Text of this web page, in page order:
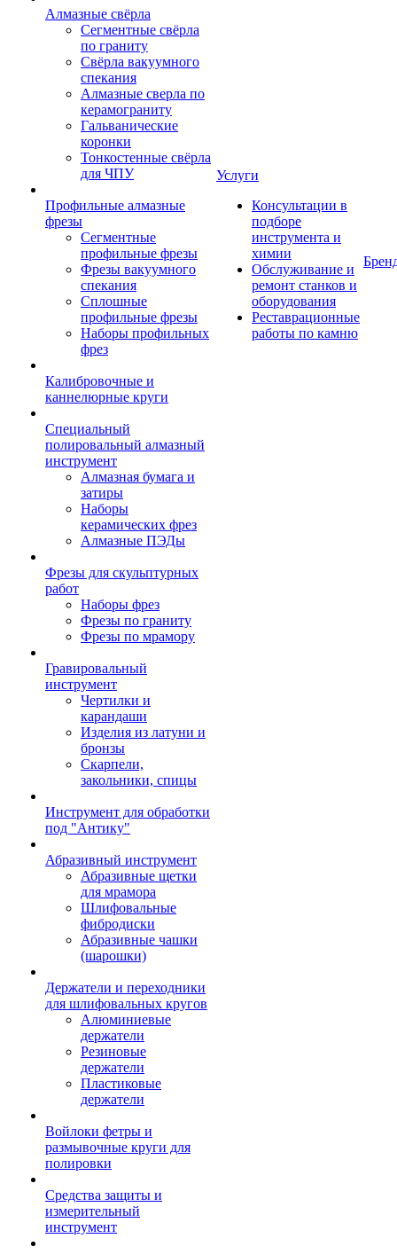
Алмазные свёрла
Сегментные свёрла
по граниту
Свёрла вакуумного
спекания
Алмазные сверла по
керамограниту
Гальванические
коронки
Тонкостенные свёрла
для ЧПУ
Профильные алмазные
фрезы
Сегментные
профильные фрезы
Фрезы вакуумного
спекания
Сплошные
профильные фрезы
Наборы профильных
фрез
Калибровочные и
каннелюрные круги
Специальный
полировальный алмазный
инструмент
Алмазная бумага и
затиры
Наборы
керамических фрез
Алмазные ПЭДы
Фрезы для скульптурных
работ
Наборы фрез
Фрезы по граниту
Фрезы по мрамору
Гравировальный
инструмент
Чертилки и
карандаши
Изделия из латуни и
бронзы
Скарпели,
закольники, спицы
Инструмент для обработки
под "Антику"
Абразивный инструмент
Абразивные щетки
для мрамора
Шлифовальные
фибродиски
Абразивные чашки
(шарошки)
Держатели и переходники
для шлифовальных кругов
Алюминиевые
держатели
Резиновые
держатели
Пластиковые
держатели
Войлоки фетры и
размывочные круги для
полировки
Средства защиты и
измерительный
инструмент
Услуги
Консультации в
подборе
инструмента и
химии
Обслуживание и
ремонт станков и
оборудования
Реставрационные
работы по камню